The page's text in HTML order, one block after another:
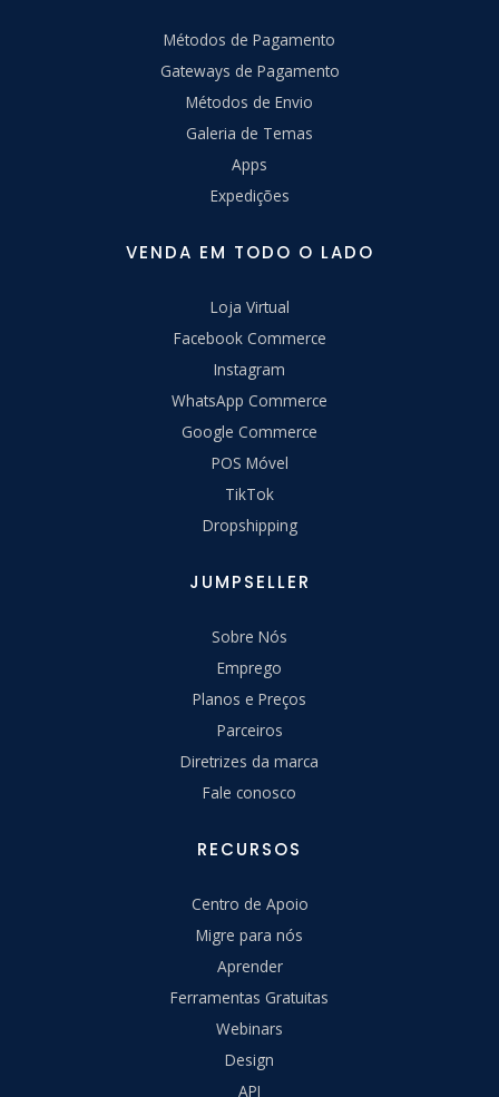
Métodos de Pagamento
Gateways de Pagamento
Métodos de Envio
Galeria de Temas
Apps
Expedições
VENDA EM TODO O LADO
Loja Virtual
Facebook Commerce
Instagram
WhatsApp Commerce
Google Commerce
POS Móvel
TikTok
Dropshipping
JUMPSELLER
Sobre Nós
Emprego
Planos e Preços
Parceiros
Diretrizes da marca
Fale conosco
RECURSOS
Centro de Apoio
Migre para nós
Aprender
Ferramentas Gratuitas
Webinars
Design
API